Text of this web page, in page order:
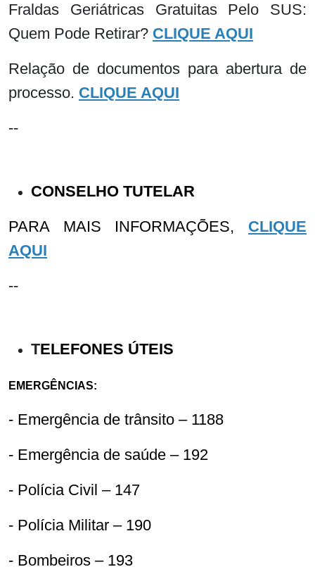
Fraldas Geriátricas Gratuitas Pelo SUS:
Quem Pode Retirar? CLIQUE AQUI
Relação de documentos para abertura de
processo. CLIQUE AQUI
--
CONSELHO TUTELAR
PARA MAIS INFORMAÇÕES,
CLIQUE
AQUI
--
TELEFONES ÚTEIS
EMERGÊNCIAS:
- Emergência de trânsito – 1188
- Emergência de saúde – 192
- Polícia Civil – 147
- Polícia Militar – 190
- Bombeiros – 193